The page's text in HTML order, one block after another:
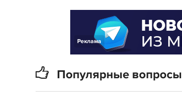
Популярные вопросы
Реклама